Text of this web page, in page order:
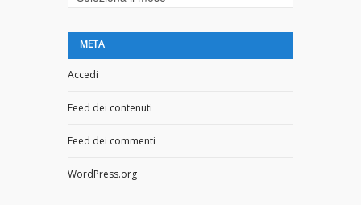
META
Accedi
Feed dei contenuti
Feed dei commenti
WordPress.org